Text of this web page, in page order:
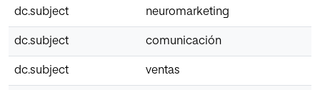
dc.subject neuromarketing
dc.subject comunicación
dc.subject ventas